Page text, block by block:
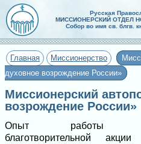
Русская
МИССИОНЕРСКИЙ ОТДЕЛ
Собор во имя св. блгв.
Главная Миссионерство
духовное возрождение России»
Миссионерский
возрождение России»
Опыт работы
благотворительной